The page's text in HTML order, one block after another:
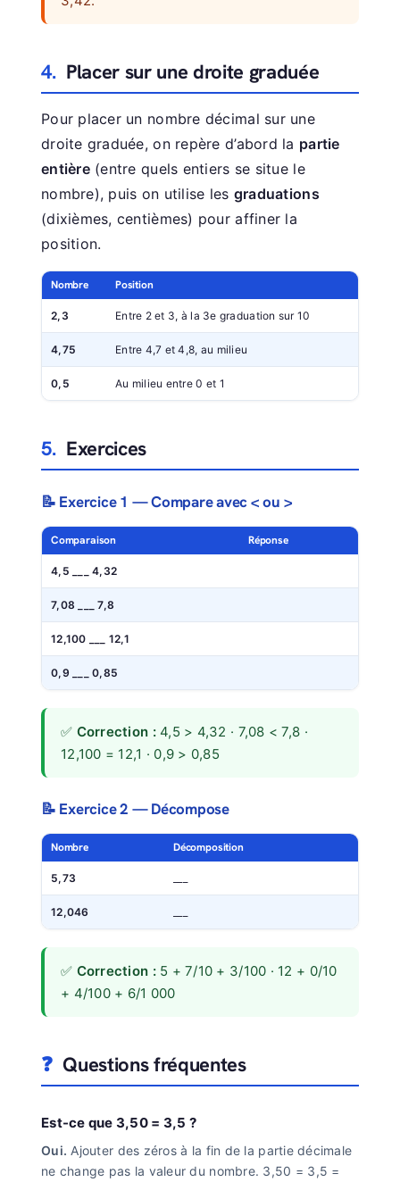
4. Placer sur une droite graduée
Pour placer un nombre décimal sur une
droite graduée, on repère d’abord la partie
entière(entre quels entiers se situe le
nombre), puis on utilise les graduations
(dixièmes, centièmes) pour affiner la
position.
Nombre Position
2,3 Entre 2 et 3, à la 3e graduation sur 10
4,75 Entre 4,7 et 4,8, au milieu
0,5 Au milieu entre 0 et 1
5. Exercices
📝 Exercice 1 — Compare avec < ou >
Comparaison Réponse
4,5 ___ 4,32
7,08 ___ 7,8
12,100 ___ 12,1
0,9 ___ 0,85
✅ Correction :4,5 > 4,32 · 7,08 < 7,8 ·
12,100 = 12,1 · 0,9 > 0,85
📝 Exercice 2 — Décompose
Nombre Décomposition
5,73
12,046
✅ Correction :5 + 7/10 + 3/100 · 12 + 0/10
+ 4/100 + 6/1 000
❓ Questions fréquentes
Est-ce que 3,50 = 3,5 ?
Oui. Ajouter des zéros à la fin de la partie décimale
ne change pas la valeur du nombre. 3,50 = 3,5 =